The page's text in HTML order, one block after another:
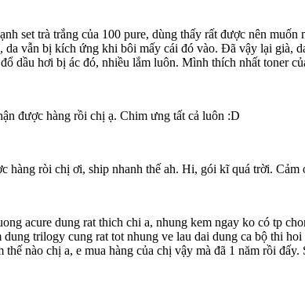
set trà trắng của 100 pure, dùng thấy rất được nên
da vẫn bị kích ứng khi bôi mấy cái đó vào. Đã vậy lại già,
dầu hơi bị ác đó, nhiều lắm luôn. Mình thích nhất toner
được hàng rồi chị ạ. Chim ưng tất cả luôn :D
hàng ròi chị ơi, ship nhanh thế ah. Hi, gói kĩ quá trời. Cảm
acure dung rat thich chi a, nhung kem ngay ko có tp
trilogy cung rat tot nhung ve lau dai dung ca bộ thi
thế nào chị a, e mua hàng của chị vậy mà đã 1 năm rồi